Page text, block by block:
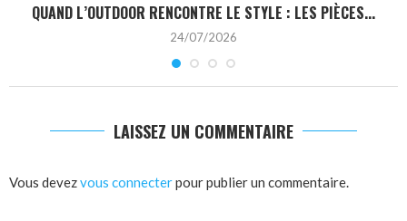
QUAND L’OUTDOOR RENCONTRE LE STYLE : LES PIÈCES...
24/07/2026
LAISSEZ UN COMMENTAIRE
Vous devezvous connecterpour publier un commentaire.